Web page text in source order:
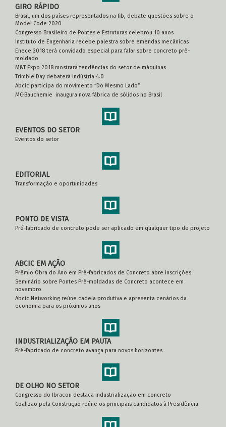
GIRO RÁPIDO
Brasil, um dos países representados na fib, debate questões sobre o
Model Code 2020
Congresso Brasileiro de Pontes e Estruturas celebrou 10 anos
Instituto de Engenharia recebe palestra sobre emendas mecânicas
Enece 2018 terá convidado especial para falar sobre concreto pré-
moldado
M&T Expo 2018 mostrará tendências do setor de máquinas
Trimble Day debaterá Indústria 4.0
Abcic participa do movimento “Do Mesmo Lado”
MC-Bauchemie inaugura nova fábrica de sólidos no Brasil
EVENTOS DO SETOR
Eventos do setor
EDITORIAL
Transformação e oportunidades
PONTO DE VISTA
Pré-fabricado de concreto pode ser aplicado em qualquer tipo de projeto
ABCIC EM AÇÃO
Prêmio Obra do Ano em Pré-fabricados de Concreto abre inscrições
Seminário sobre Pontes Pré-moldadas de Concreto acontece em
novembro
Abcic Networking reúne cadeia produtiva e apresenta cenários da
economia para os próximos anos
INDUSTRIALIZAÇÃO EM PAUTA
Pré-fabricado de concreto avança para novos horizontes
DE OLHO NO SETOR
Congresso do Ibracon destaca industrialização em concreto
Coalizão pela Construção reúne os principais candidatos à Presidência